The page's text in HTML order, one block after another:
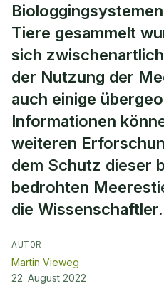
Tiere gesammelt
sich
der Nutzung der
auch einige
Informationen
weiteren
dem Schutz dieser
bedrohten
die Wissenschaftler.
AUTOR
Martin Vieweg
22. August 2022